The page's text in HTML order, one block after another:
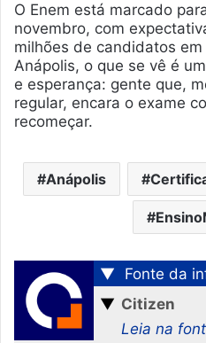
O Enem está marcado
novembro, com
milhões de candidatos
Anápolis, o que se vê é
e esperança: gente que,
regular, encara o exame
recomeçar.
Anápolis
▼
Fonte da
▼ Citizen
Leia na